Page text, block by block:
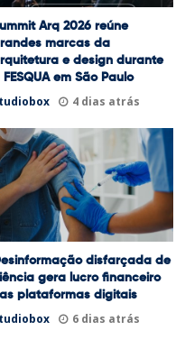
Arq 2026 reúne
marcas da
e design durante
FESQUA em São Paulo
4 dias atrás
disfarçada de
gera lucro financeiro
plataformas digitais
6 dias atrás